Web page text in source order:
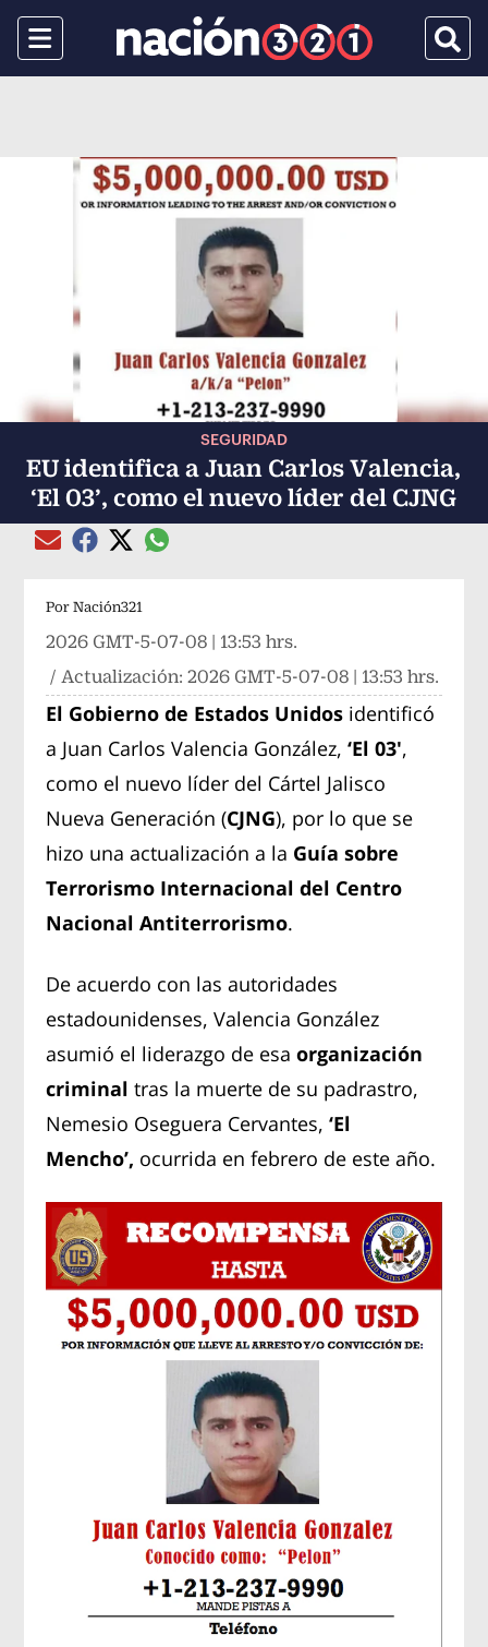
Menu
SEGURIDAD
EU identifica a Juan Carlos Valencia,
‘El 03’, como el nuevo líder del CJNG
Compartir el artículo actual mediante Email
Compartir el artículo actual mediante Facebook
Compartir el artículo actual mediante Twitter
Compartir el artículo actual mediante
Por Nación321
2026 GMT-5-07-08 | 13:53 hrs.
/ Actualización:2026 GMT-5-07-08 | 13:53 hrs.
El Gobierno de Estados Unidos identificó
a Juan Carlos Valencia González,‘El 03′,
como el nuevo líder del Cártel Jalisco
Nueva Generación (CJNG), por lo que se
hizo una actualización a la Guía sobre
Terrorismo Internacional del Centro
Nacional Antiterrorismo.
De acuerdo con las autoridades
estadounidenses, Valencia González
asumió el liderazgo de esaorganización
criminal tras la muerte de su padrastro,
Nemesio Oseguera Cervantes,‘El
Mencho’, ocurrida en febrero de este año.